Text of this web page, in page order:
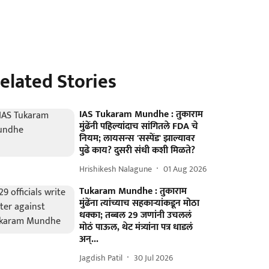
Stories
IAS Tukaram Mundhe : तुकाराम
मुंढेंनी पहिल्यांदाच सांगितले FDA चे
नियम; लायसन्स 'सस्पेंड' झाल्यावर
पुढे काय? दुसरी संधी कशी मिळते?
Hrishikesh Nalagune 01 Aug 2026
Tukaram Mundhe : तुकाराम
मुंढेंना त्यांच्याच सहकाऱ्यांकडून मोठा
धक्का; तब्बल 29 जणांनी उचललं
मोठं पाऊल, थेट मंत्र्यांना पत्र धाडलं
अन्...
Jagdish Patil 30 Jul 2026